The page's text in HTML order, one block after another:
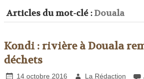
Articles du mot-clé :Douala
Kondi : rivière à Douala
déchets
14 octobre 2016 La Rédaction